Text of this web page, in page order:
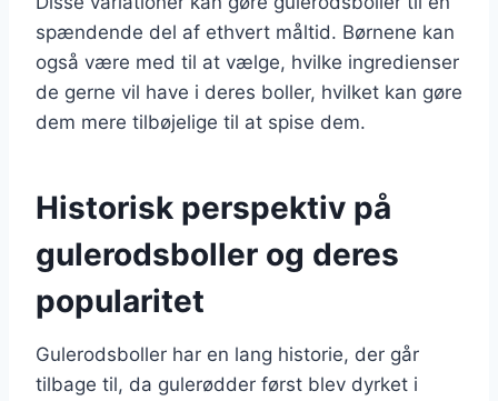
spændende del af ethvert måltid. Børnene kan
også være med til at vælge, hvilke ingredienser
de gerne vil have i deres boller, hvilket kan gøre
dem mere tilbøjelige til at spise dem.
Historisk perspektiv på
gulerodsboller og deres
popularitet
Gulerodsboller har en lang historie, der går
tilbage til, da gulerødder først blev dyrket i